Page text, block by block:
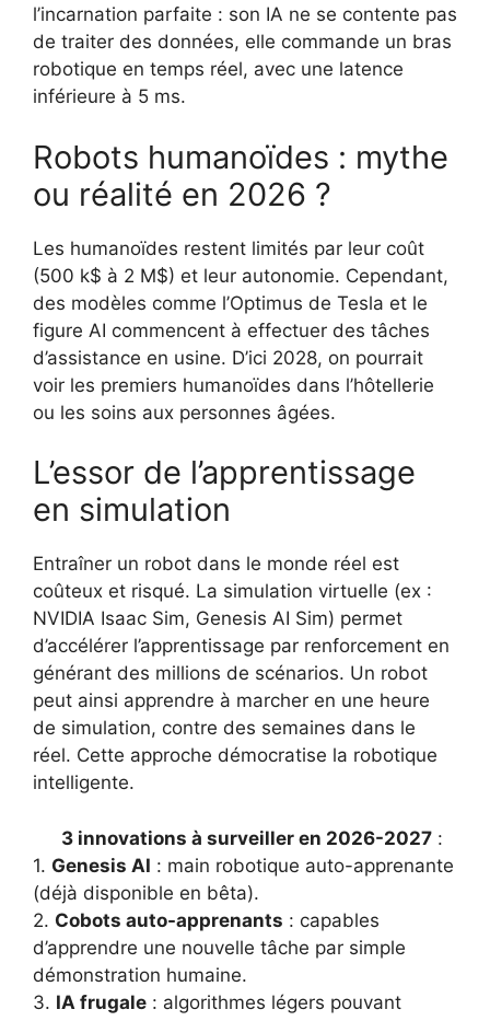
l’incarnation parfaite : son IA ne se contente pas
de traiter des données, elle commande un bras
robotique en temps réel, avec une latence
inférieure à 5 ms.
Robots humanoïdes : mythe
ou réalité en 2026 ?
Les humanoïdes restent limités par leur coût
(500 k$ à 2 M$) et leur autonomie. Cependant,
des modèles comme l’Optimus de Tesla et le
figure AI commencent à effectuer des tâches
d’assistance en usine. D’ici 2028, on pourrait
voir les premiers humanoïdes dans l’hôtellerie
ou les soins aux personnes âgées.
L’essor de l’apprentissage
en simulation
Entraîner un robot dans le monde réel est
coûteux et risqué. La simulation virtuelle (ex :
NVIDIA Isaac Sim, Genesis AI Sim) permet
d’accélérer l’apprentissage par renforcement en
générant des millions de scénarios. Un robot
peut ainsi apprendre à marcher en une heure
de simulation, contre des semaines dans le
réel. Cette approche démocratise la robotique
intelligente.
3 innovations à surveiller en 2026-2027 :
1. Genesis AI : main robotique auto-apprenante
(déjà disponible en bêta).
2. Cobots auto-apprenants : capables
d’apprendre une nouvelle tâche par simple
démonstration humaine.
3. IA frugale : algorithmes légers pouvant